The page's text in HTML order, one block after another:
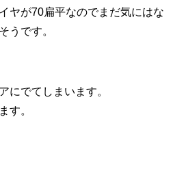
ヤが70扁平なのでまだ気にはな
うです。
にでてしまいます。
す。